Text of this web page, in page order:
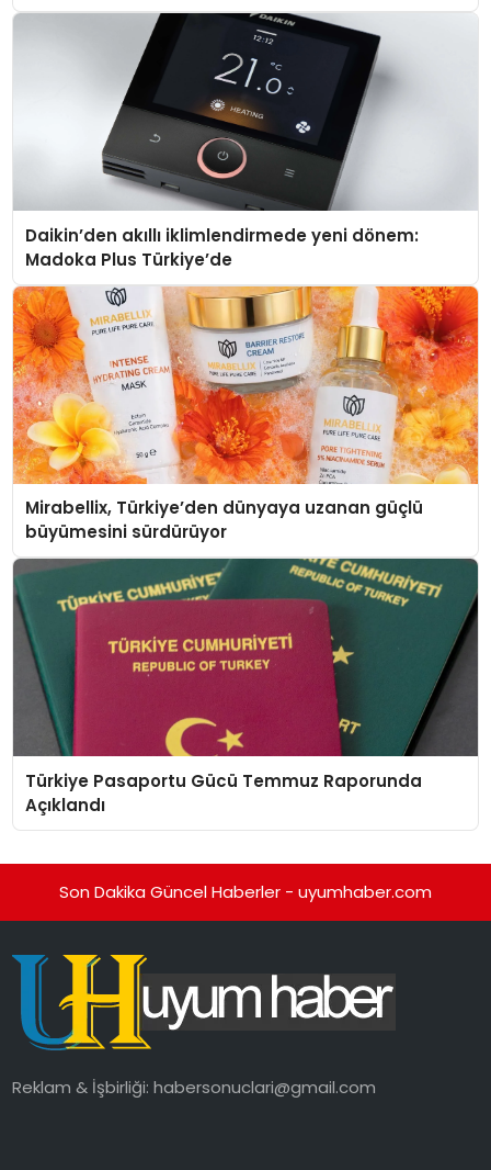
Daikin’den akıllı iklimlendirmede yeni dönem:
Madoka Plus Türkiye’de
Mirabellix, Türkiye’den dünyaya uzanan güçlü
büyümesini sürdürüyor
Türkiye Pasaportu Gücü Temmuz Raporunda
Açıklandı
Son Dakika Güncel Haberler - uyumhaber.com
Reklam & İşbirliği:habersonuclari@gmail.com